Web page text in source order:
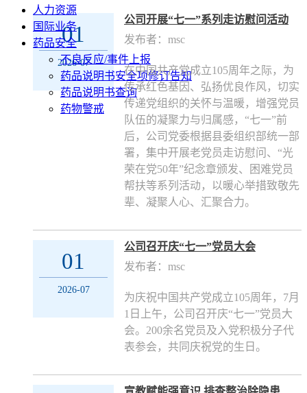
人力资源
国际业务
药品安全
不良反应/事件上报
药品说明书安全项修订告知
药品说明书查询
药物警戒
01
2026-07
公司开展“七一”系列走访慰问活动
发布者：msc
在中国共产党成立105周年之际，为
传承红色基因、弘扬优良作风，切实
传递党组织的关怀与温暖，增强党员
队伍的凝聚力与归属感，“七一”前
后，公司党委根据县委组织部统一部
署，集中开展老党员走访慰问、“光
荣在党50年”纪念章颁发、困难党员
帮扶等系列活动，以暖心举措致敬先
辈、凝聚人心、汇聚合力。
01
2026-07
公司召开庆“七一”党员大会
发布者：msc
为庆祝中国共产党成立105周年，7月
1日上午，公司召开庆“七一”党员大
会。200余名党员及入党积极分子代
表参会，共同庆祝党的生日。